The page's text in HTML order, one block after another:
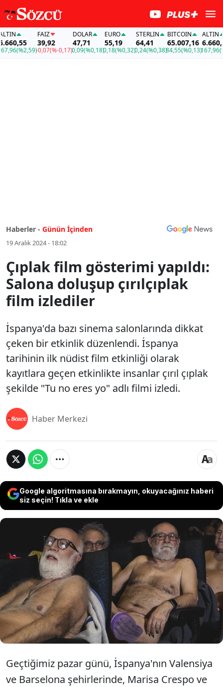
(%2,59)
FAİZ
39,92
-0,07(%-0,17)
DOLAR
47,71
0,09(%0,18)
EURO
55,19
0,18(%0,32)
STERLIN
64,41
0,24(%0,38)
BITCOIN
65.007,16
84,55(%0,13)
ALTIN
6.660,55
167,96
Haberler - Günün İçinden
19 Aralık 2024 - 18:02
Çıplak film gösterimi yapıldı:
Salona doluşup çırılçıplak
film izlediler
İspanya'da bazı sinema salonlarında dikkat
çeken bir etkinlik düzenlendi. İspanya
tarihinin ilk nüdist film etkinliği olarak
kayıtlara geçen etkinlikte insanlar çırıl çıplak
şekilde "Tu no eres yo" adlı filmi izledi.
Haber Merkezi
Google algoritmasına bırakmayın, okuyacağınız haberi
siz seçin! Tıkla ve ekle
İspanya'da bazı sinema salonlarında dikkat
çeken bir etkinlik düzenlendi. İspanya
tarihinin ilk nüdist film etkinliği olarak
kayıtlara geçen etkinlikte insanlar çırıl çıplak
şekilde "Tu no eres yo" adlı filmi izledi.
Geçtiğimiz pazar günü, İspanya'nın Valensiya
ve Barselona şehirlerinde, Marisa Crespo ve